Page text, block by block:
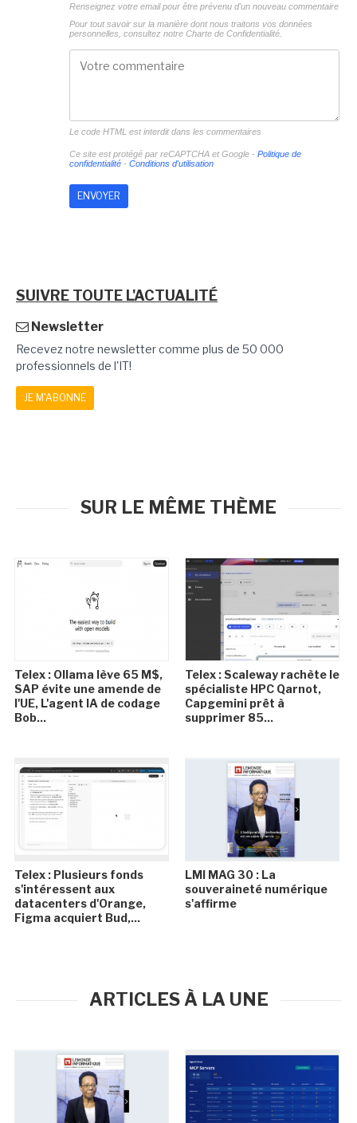
Renseignez votre email pour être prévenu d'un nouveau commentaire
Pour tout savoir sur la manière dont nous traitons vos données
personnelles, consultez notre Charte de Confidentialité.
Le code HTML est interdit dans les commentaires
Ce site est protégé par reCAPTCHA et Google - Politique de
confidentialité- Conditions d'utilisation
SUIVRE TOUTE L'ACTUALITÉ
Newsletter
Recevez notre newsletter comme plus de 50 000
professionnels de l'IT!
JE M'ABONNE
SUR LE MÊME THÈME
Telex : Ollama lève 65 M$,
SAP évite une amende de
l'UE, L'agent IA de codage
Bob...
Telex : Scaleway rachète le
spécialiste HPC Qarnot,
Capgemini prêt à
supprimer 85...
Telex : Plusieurs fonds
s'intéressent aux
datacenters d'Orange,
Figma acquiert Bud,...
LMI MAG 30 : La
souveraineté numérique
s'affirme
ARTICLES À LA UNE